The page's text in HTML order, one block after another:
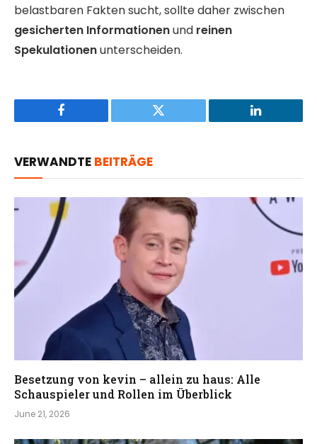
belastbaren Fakten sucht, sollte daher zwischen
gesicherten Informationenund reinen
Spekulationenunterscheiden.
Facebook Twitter LinkedIn
VERWANDTE BEITRÄGE
Besetzung von kevin – allein zu haus: Alle
Schauspieler und Rollen im Überblick
June 21, 2026